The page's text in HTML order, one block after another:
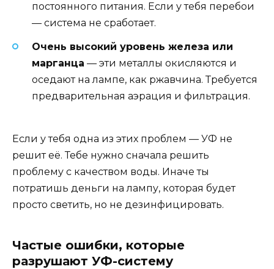
постоянного питания. Если у тебя перебои
— система не сработает.
Очень высокий уровень железа или
марганца — эти металлы окисляются и
оседают на лампе, как ржавчина. Требуется
предварительная аэрация и фильтрация.
Если у тебя одна из этих проблем — УФ не
решит её. Тебе нужно сначала решить
проблему с качеством воды. Иначе ты
потратишь деньги на лампу, которая будет
просто светить, но не дезинфицировать.
Частые ошибки, которые
разрушают УФ-систему